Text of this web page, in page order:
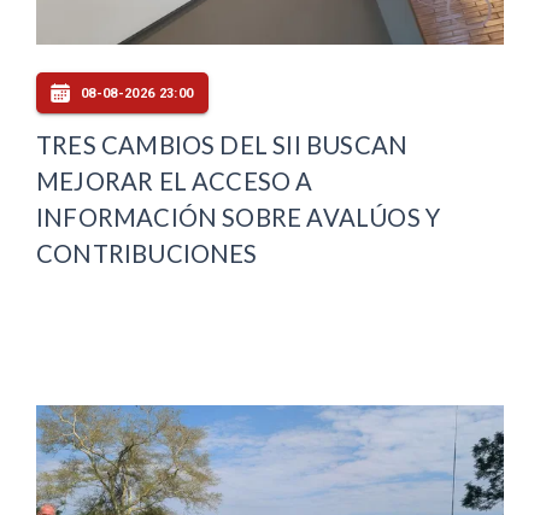
08-08-2026 23:00
TRES CAMBIOS DEL SII BUSCAN
MEJORAR EL ACCESO A
INFORMACIÓN SOBRE AVALÚOS Y
CONTRIBUCIONES